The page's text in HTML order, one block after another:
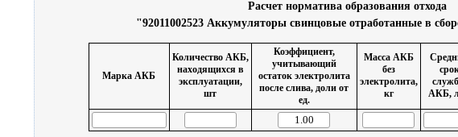
Расчет норматива образования отхода
"92011002523 Аккумуляторы свинцовые отработанные в
Марка АКБ
Количество АКБ,
находящихся в
эксплуатации,
шт
Коэффициент,
учитывающий
остаток электролита
после слива, доли от
ед.
Масса АКБ
без
электролита,
кг
АКБ,